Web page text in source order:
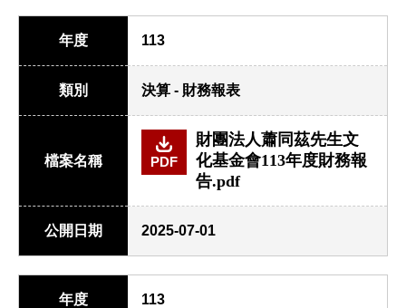
年度 113
類別 決算 - 財務報表
檔案名稱 PDF
財團法人蕭同茲先生文
化基金會113年度財務報
告.pdf
公開日期 2025-07-01
年度 113